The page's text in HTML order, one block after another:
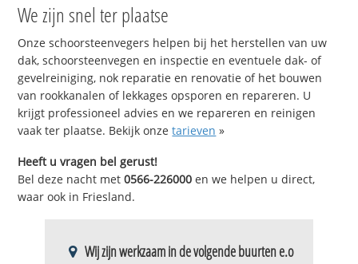
We zijn snel ter plaatse
Onze schoorsteenvegers helpen bij het herstellen van uw
dak, schoorsteenvegen en inspectie en eventuele dak- of
gevelreiniging, nok reparatie en renovatie of het bouwen
van rookkanalen of lekkages opsporen en repareren. U
krijgt professioneel advies en we repareren en reinigen
vaak ter plaatse. Bekijk onzetarieven »
Heeft u vragen bel gerust!
Bel deze nacht met0566-226000 en we helpen u direct,
waar ook in Friesland.
Wij zijn werkzaam in de volgende buurten e.o